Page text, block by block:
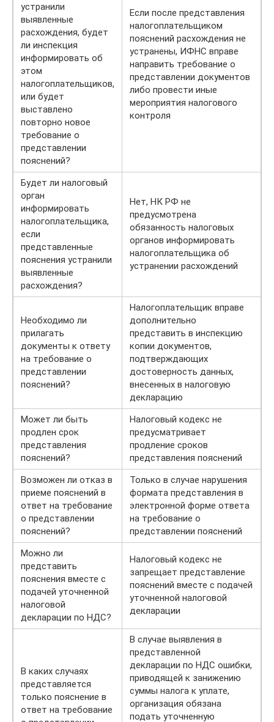
устранили
выявленные
расхождения, будет
ли инспекция
информировать об
этом
налогоплательщиков,
или будет
выставлено
повторно новое
требование о
представлении
пояснений?
Если после представления
налогоплательщиком
пояснений расхождения не
устранены, ИФНС вправе
направить требование о
представлении документов
либо провести иные
мероприятия налогового
контроля
Будет ли налоговый
орган
информировать
налогоплательщика,
если
представленные
пояснения устранили
выявленные
расхождения?
Нет, НК РФ не
предусмотрена
обязанность налоговых
органов информировать
налогоплательщика об
устранении расхождений
Необходимо ли
прилагать
документы к ответу
на требование о
представлении
пояснений?
Налогоплательщик вправе
дополнительно
представить в инспекцию
копии документов,
подтверждающих
достоверность данных,
внесенных в налоговую
декларацию
Может ли быть
продлен срок
представления
пояснений?
Налоговый кодекс не
предусматривает
продление сроков
представления пояснений
Возможен ли отказ в
приеме пояснений в
ответ на требование
о представлении
пояснений?
Только в случае нарушения
формата представления в
электронной форме ответа
на требование о
представлении пояснений
Можно ли
представить
пояснения вместе с
подачей уточненной
налоговой
декларации по НДС?
Налоговый кодекс не
запрещает представление
пояснений вместе с подачей
уточненной налоговой
декларации
В каких случаях
представляется
только пояснение в
ответ на требование
В случае выявления в
представленной
декларации по НДС ошибки,
приводящей к занижению
суммы налога к уплате,
организация обязана
подать уточненную